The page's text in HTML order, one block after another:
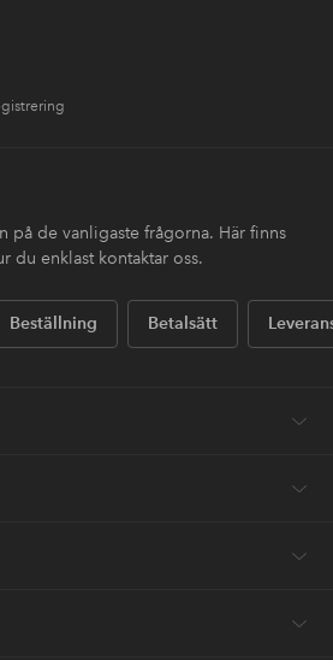
på de vanligaste frågorna. Här finns
du enklast kontaktar oss.
Beställning Betalsätt